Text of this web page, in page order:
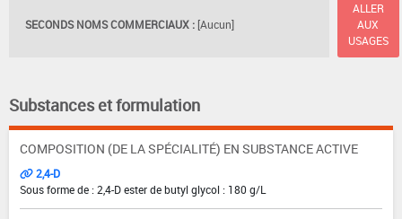
SECONDS NOMS COMMERCIAUX : [Aucun]
ALLER
AUX
USAGES
Substances et formulation
COMPOSITION (DE LA SPÉCIALITÉ) EN SUBSTANCE ACTIVE
2,4-D
Sous forme de : 2,4-D ester de butyl glycol : 180 g/L